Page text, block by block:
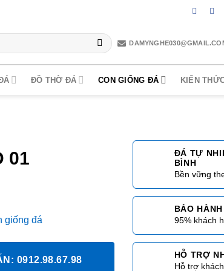
ĐỒ THỜ ĐÁ CON GIỐNG ĐÁ KIẾN
01
giống đá
0912.98.67.98
ĐÁ TỰ
BÌNH
Bền vững
BẢO
95% khách
HỖ TRỢ
Hỗ trợ